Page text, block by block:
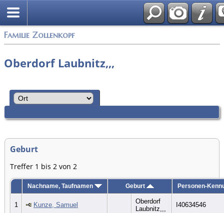
Familie Zollenkopf
Oberdorf Laubnitz,,,
Geburt
Treffer 1 bis 2 von 2
Nachname, Taufnamen Geburt Personen-
1 Kunze, Samuel
Oberdorf
Laubnitz,,,
I40634546